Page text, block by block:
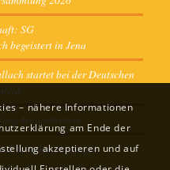
SG
begeistert in Jena
startet bei der Deutschen
Gesamtverein
Ausschusssitzungen
– nähere Informationen
am Ende der
akzeptieren und auf